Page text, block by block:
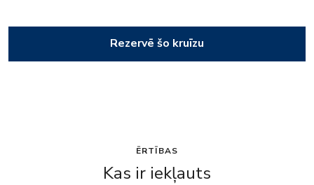
Rezervē šo kruīzu
ĒRTĪBAS
Kas ir iekļauts